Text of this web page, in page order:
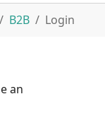
B2B Login
an